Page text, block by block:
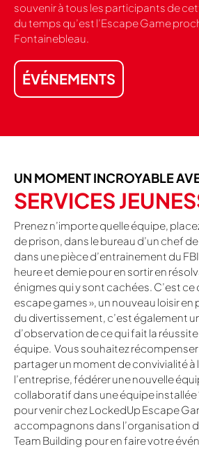
souvenir à tous les participants de
du temps qu’est l’Escape Game
Fontainebleau.
ÉVÉNEMENTS
UN MOMENT INCROYABLE
SERVICES
Prenez n’importe quelle équipe,
de prison, dans le bureau d’un chef
dans une pièce d’entrainement du
heure et demie pour en sortir en
énigmes qui y sont cachées. C’est
escape games », un nouveau loisir en
du divertissement, c’est également
d’observation de ce qui fait la réussite
équipe. Vous souhaitez
partager un moment de convivialité à
l’entreprise, fédérer une nouvelle
collaboratif dans une équipe installée
pour venir chez LockedUp Escape
accompagnons dans l’organisation
Team Building pour en faire votre